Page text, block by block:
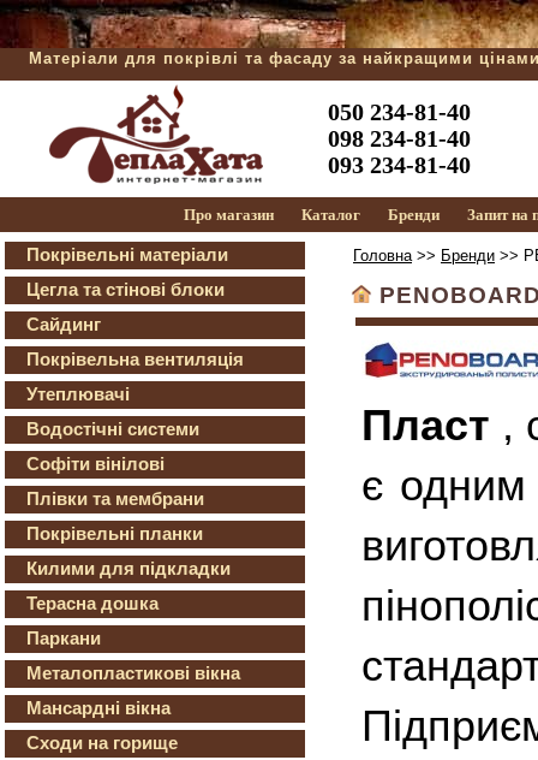
Матеріали для покрівлі та фасаду за найкращими
050 234-81-40
098 234-81-40
093 234-81-40
Про магазин Каталог Бренди Запит на
Покрівельні матеріали
Цегла та стінові блоки
Сайдинг
Покрівельна вентиляція
Утеплювачі
Водостічні системи
Софіти вінілові
Плівки та мембрани
Покрівельні планки
Килими для підкладки
Терасна дошка
Паркани
Металопластикові вікна
Мансардні вікна
Сходи на горище
Головна>> Бренди >>
Пласт ,
є одним